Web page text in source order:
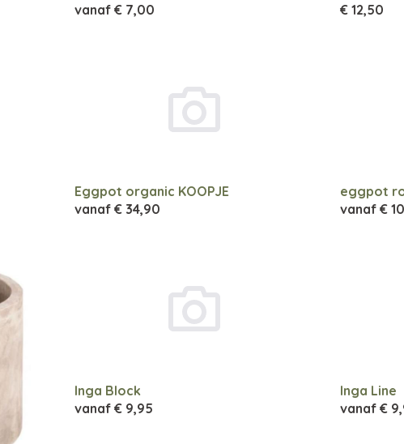
vanaf € 7,00
€ 12,50
Eggpot organic KOOPJE
vanaf € 34,90
eggpot
vanaf €
Inga Block
vanaf € 9,95
Inga Line
vanaf €